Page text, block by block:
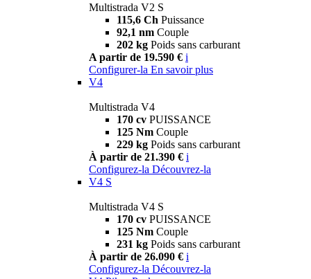
Multistrada V2 S
115,6 Ch Puissance
92,1 nm Couple
202 kg Poids sans carburant
A partir de 19.590 € i
Configurer-la En savoir plus
V4
Multistrada V4
170 cv PUISSANCE
125 Nm Couple
229 kg Poids sans carburant
À partir de 21.390 € i
Configurez-la Découvrez-la
V4 S
Multistrada V4 S
170 cv PUISSANCE
125 Nm Couple
231 kg Poids sans carburant
À partir de 26.090 € i
Configurez-la Découvrez-la